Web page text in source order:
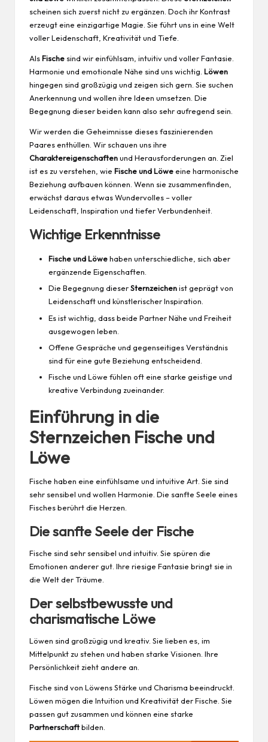
scheinen sich zuerst nicht zu ergänzen. Doch ihr Kontrast
erzeugt eine einzigartige Magie. Sie führt uns in eine Welt
voller Leidenschaft, Kreativität und Tiefe.
AlsFische sind wir einfühlsam, intuitiv und voller Fantasie.
Harmonie und emotionale Nähe sind uns wichtig. Löwen
hingegen sind großzügig und zeigen sich gern. Sie suchen
Anerkennung und wollen ihre Ideen umsetzen. Die
Begegnung dieser beiden kann also sehr aufregend sein.
Wir werden die Geheimnisse dieses faszinierenden
Paares enthüllen. Wir schauen uns ihre
Charaktereigenschaftenund Herausforderungen an. Ziel
ist es zu verstehen, wie Fische und Löweeine harmonische
Beziehung aufbauen können. Wenn sie zusammenfinden,
erwächst daraus etwas Wundervolles – voller
Leidenschaft, Inspiration und tiefer Verbundenheit.
Wichtige Erkenntnisse
Fische und Löwehaben unterschiedliche, sich aber
ergänzende Eigenschaften.
Die Begegnung dieserSternzeichenist geprägt von
Leidenschaft und künstlerischer Inspiration.
Es ist wichtig, dass beide Partner Nähe und Freiheit
ausgewogen leben.
Offene Gespräche und gegenseitiges Verständnis
sind für eine gute Beziehung entscheidend.
Fische und Löwe fühlen oft eine starke geistige und
kreative Verbindung zueinander.
Einführung in die
Sternzeichen Fische und
Löwe
Fische haben eine einfühlsame und intuitive Art. Sie sind
sehr sensibel und wollen Harmonie. Die sanfte Seele eines
Fisches berührt die Herzen.
Die sanfte Seele der Fische
Fische sind sehr sensibel und intuitiv. Sie spüren die
Emotionen anderer gut. Ihre riesige Fantasie bringt sie in
die Welt der Träume.
Der selbstbewusste und
charismatische Löwe
Löwen sind großzügig und kreativ. Sie lieben es, im
Mittelpunkt zu stehen und haben starke Visionen. Ihre
Persönlichkeit zieht andere an.
Fische sind von Löwens Stärke und Charisma beeindruckt.
Löwen mögen die Intuition und Kreativität der Fische. Sie
passen gut zusammen und können eine starke
Partnerschaftbilden.